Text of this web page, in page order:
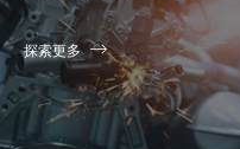
探索更多